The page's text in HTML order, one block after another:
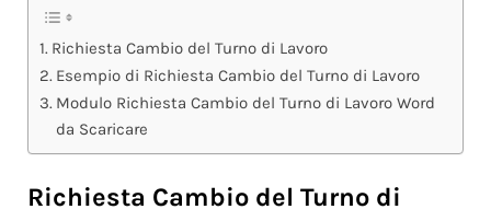
Richiesta Cambio del Turno di Lavoro
Esempio di Richiesta Cambio del Turno di Lavoro
Modulo Richiesta Cambio del Turno di Lavoro Word
da Scaricare
Richiesta Cambio del Turno di